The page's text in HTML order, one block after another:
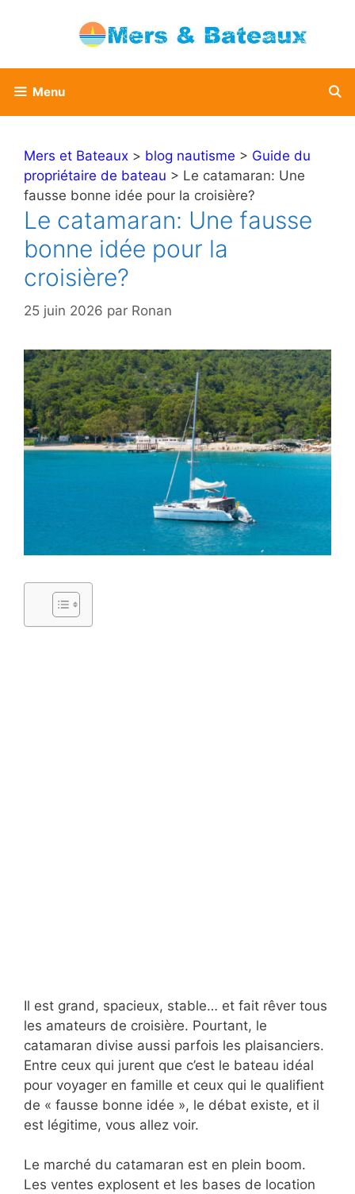
Menu
Mers et Bateaux > blog nautisme > Guide du
propriétaire de bateau > Le catamaran: Une
fausse bonne idée pour la croisière?
Le catamaran: Une fausse
bonne idée pour la
croisière?
25 juin 2026 par Ronan
Il est grand, spacieux, stable… et fait rêver tous
les amateurs de croisière. Pourtant, le
catamaran divise aussi parfois les plaisanciers.
Entre ceux qui jurent que c’est le bateau idéal
pour voyager en famille et ceux qui le qualifient
de « fausse bonne idée », le débat existe, et il
est légitime, vous allez voir.
Le marché du catamaran est en plein boom.
Les ventes explosent et les bases de location